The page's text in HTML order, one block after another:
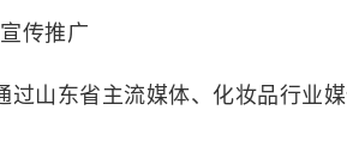
传推广
山东省主流媒体、化妆品行业媒